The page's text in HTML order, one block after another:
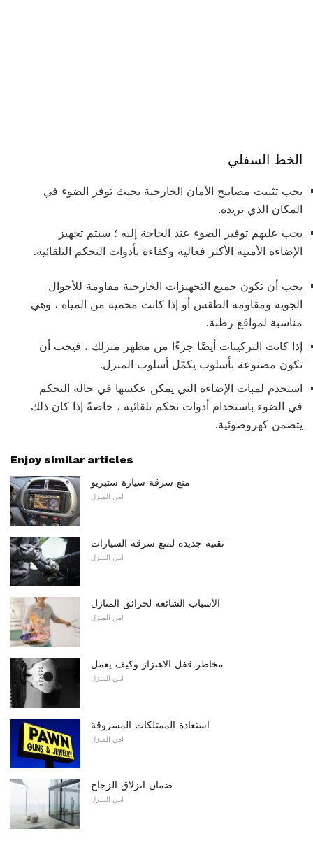
الخط السفلي
يجب تثبيت مصابيح الأمان الخارجية بحيث توفر الضوء في
المكان الذي تريده.
يجب عليهم توفير الضوء عند الحاجة إليه ؛ سيتم تجهيز
الإضاءة الأمنية الأكثر فعالية وكفاءة بأدوات التحكم التلقائية.
يجب أن تكون جميع التجهيزات الخارجية مقاومة للأحوال
الجوية ومقاومة الطقس أو إذا كانت محمية من المياه ، وهي
مناسبة لمواقع رطبة.
إذا كانت التركيبات أيضًا جزءًا من مظهر منزلك ، فيجب أن
تكون مصنوعة بأسلوب يكمّل أسلوب المنزل.
استخدم لمبات الإضاءة التي يمكن عكسها في حالة التحكم
في الضوء باستخدام أدوات تحكم تلقائية ، خاصةً إذا كان ذلك
يتضمن كهروضوئية.
Enjoy similar articles
منع سرقة سيارة ستيريو
امن المنزل
تقنية جديدة لمنع سرقة السيارات
امن المنزل
الأسباب الشائعة لحرائق المنازل
امن المنزل
مخاطر قفل الاهتزاز وكيف يعمل
امن المنزل
استعادة الممتلكات المسروقة
امن المنزل
ضمان انزلاق الزجاج
امن المنزل